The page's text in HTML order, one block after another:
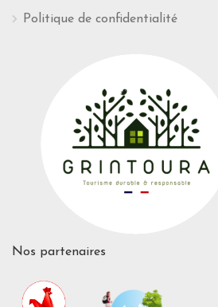
Politique de confidentialité
Nos partenaires